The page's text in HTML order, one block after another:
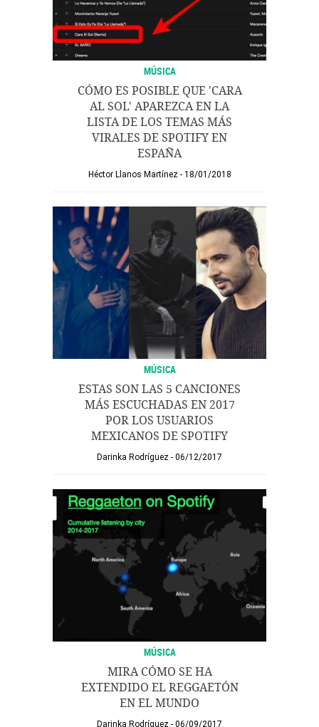
MÚSICA
CÓMO ES POSIBLE QUE 'CARA
AL SOL' APAREZCA EN LA
LISTA DE LOS TEMAS MÁS
VIRALES DE SPOTIFY EN
ESPAÑA
Héctor Llanos Martínez 18/01/2018
MÚSICA
ESTAS SON LAS 5 CANCIONES
MÁS ESCUCHADAS EN 2017
POR LOS USUARIOS
MEXICANOS DE SPOTIFY
Darinka Rodríguez 06/12/2017
MÚSICA
MIRA CÓMO SE HA
EXTENDIDO EL REGGAETÓN
EN EL MUNDO
Darinka Rodríguez 06/09/2017